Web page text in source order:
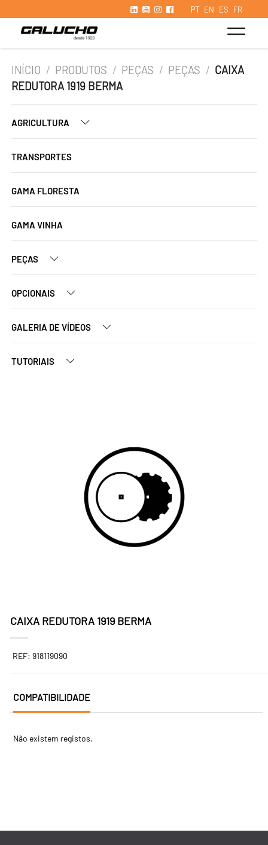
PT EN ES FR
INÍCIO / PRODUTOS / PEÇAS / PEÇAS / CAIXA
REDUTORA 1919 BERMA
AGRICULTURA
TRANSPORTES
GAMA FLORESTA
GAMA VINHA
PEÇAS
OPCIONAIS
GALERIA DE VÍDEOS
TUTORIAIS
CAIXA REDUTORA 1919 BERMA
REF: 918119090
COMPATIBILIDADE
Não existem registos.